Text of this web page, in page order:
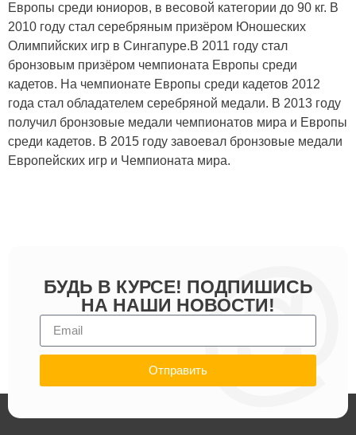
Европы среди юниоров, в весовой категории до 90 кг. В
2010 году стал серебряным призёром Юношеских
Олимпийских игр в Сингапуре.В 2011 году стал
бронзовым призёром чемпионата Европы среди
кадетов. На чемпионате Европы среди кадетов 2012
года стал обладателем серебряной медали. В 2013 году
получил бронзовые медали чемпионатов мира и Европы
среди кадетов. В 2015 году завоевал бронзовые медали
Европейских игр и Чемпионата мира.
БУДЬ В КУРСЕ! ПОДПИШИСЬ
НА НАШИ НОВОСТИ!
Отправить